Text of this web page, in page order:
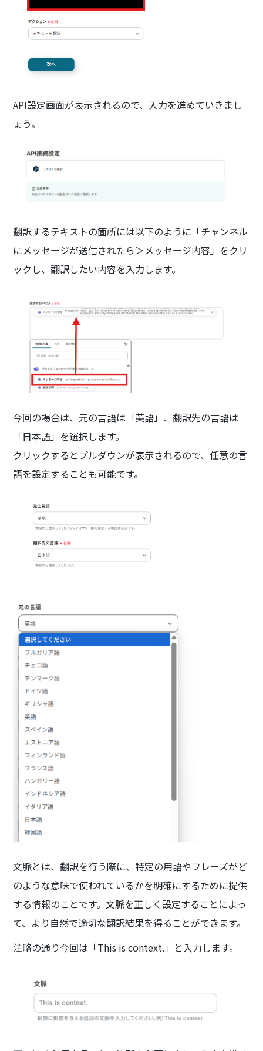
API設定画面が表示されるので、入力を進めていきまし
ょう。
翻訳するテキストの箇所には以下のように「チャンネル
にメッセージが送信されたら＞メッセージ内容」をクリ
ックし、翻訳したい内容を入力します。
今回の場合は、元の言語は「英語」、翻訳先の言語は
「日本語」を選択します。
クリックするとプルダウンが表示されるので、任意の言
語を設定することも可能です。
文脈とは、翻訳を行う際に、特定の用語やフレーズがど
のような意味で使われているかを明確にするために提供
する情報のことです。文脈を正しく設定することによっ
て、より自然で適切な翻訳結果を得ることができます。
注略の通り今回は「This is context.」と入力します。